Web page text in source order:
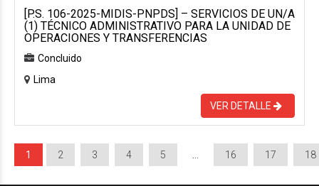
[P.S. 106-2025-MIDIS-PNPDS] – SERVICIOS DE UN/A
(1) TÉCNICO ADMINISTRATIVO PARA LA UNIDAD DE
OPERACIONES Y TRANSFERENCIAS
Concluido
Lima
VER DETALLE
1 2 3 4 5 16 17 18